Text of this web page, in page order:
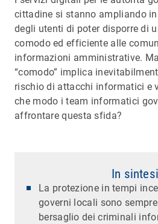
cittadine si stanno ampliando in
degli utenti di poter disporre di
comodo ed efficiente alle
informazioni amministrative.
“comodo” implica
rischio di attacchi informatici e
che modo i team informatici
affrontare questa sfida?
In sintesi
La protezione in tempi
governi locali sono
bersaglio dei criminali